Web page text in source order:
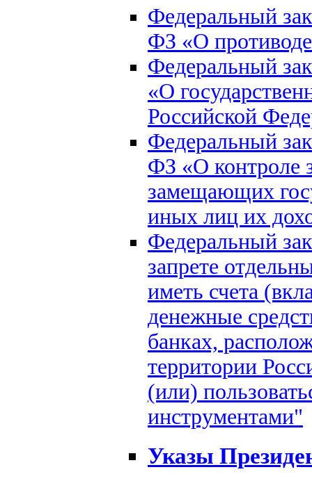
Федеральный
ФЗ «О
Федеральный
«О
Российской
Федеральный
ФЗ «О контроле
замещающих
иных лиц их
Федеральный
запрете
иметь счета
денежные
банках,
территории
(или)
инструментами"
Указы